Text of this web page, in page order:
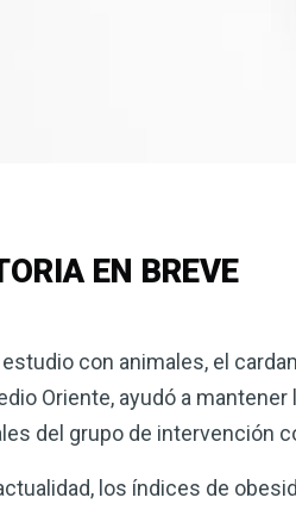
EN BREVE
estudio con animales, el
Oriente, ayudó a
del grupo de intervención
los índices de